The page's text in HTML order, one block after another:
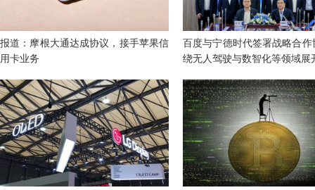
报道：摩根大通达成协议，接手苹果信
用卡业务
百度与宁德时代签署战略合作
绕无人驾驶与数智化等领域展